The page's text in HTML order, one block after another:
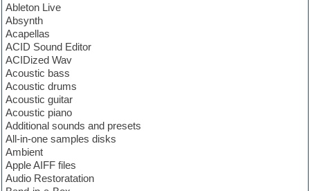
Ableton Live
Absynth
Acapellas
ACID Sound Editor
ACIDized Wav
Acoustic bass
Acoustic drums
Acoustic guitar
Acoustic piano
Additional sounds and presets
All-in-one samples disks
Ambient
Apple AIFF files
Audio Restoratation